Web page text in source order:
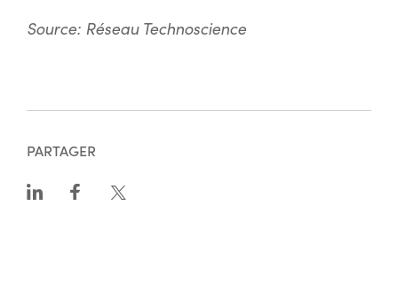
Source: Réseau Technoscience
PARTAGER